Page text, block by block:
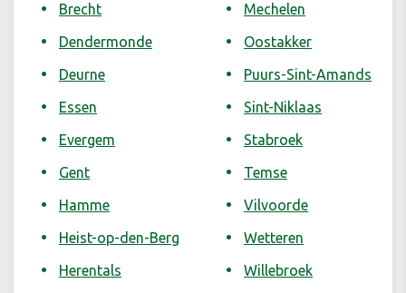
Brecht
Dendermonde
Deurne
Essen
Evergem
Gent
Hamme
Heist-op-den-Berg
Herentals
Mechelen
Oostakker
Puurs-Sint-Amands
Sint-Niklaas
Stabroek
Temse
Vilvoorde
Wetteren
Willebroek